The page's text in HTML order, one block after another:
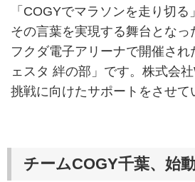
「COGYでマラソンを走り切る」
その言葉を実現する舞台となっ
フクダ電子アリーナで開催され
ェスタ 絆の部」です。株式会
挑戦に向けたサポートをさせて
チームCOGY千葉、始